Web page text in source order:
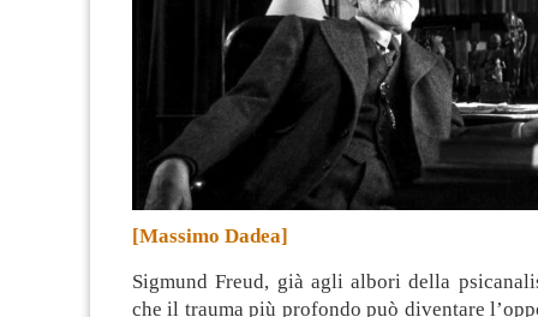
[Massimo Dadea]
Sigmund Freud, già agli albori della
che il trauma più profondo può diventare